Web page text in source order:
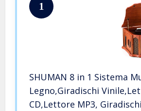
1
SHUMAN 8 in 1 Sistema
Legno,Giradischi
CD,Lettore MP3,